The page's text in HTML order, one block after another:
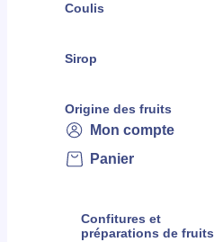
Coulis
Sirop
Origine des fruits
Mon compte
Panier
Confitures et
préparations de fruits